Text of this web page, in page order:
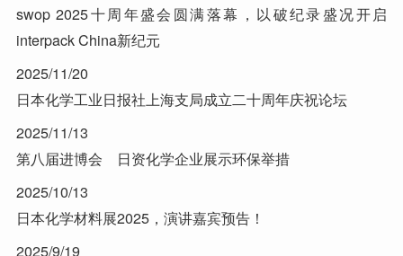
swop 2025十周年盛会圆满落幕，以破纪录盛况开启
interpack China新纪元
2025/11/20
日本化学工业日报社上海支局成立二十周年庆祝论坛
2025/11/13
第八届进博会 日资化学企业展示环保举措
2025/10/13
日本化学材料展2025，演讲嘉宾预告！
2025/9/19